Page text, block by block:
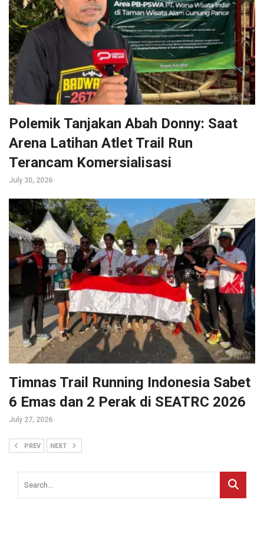
Polemik Tanjakan Abah Donny: Saat
Arena Latihan Atlet Trail Run
Terancam Komersialisasi
July 30, 2026
Timnas Trail Running Indonesia Sabet
6 Emas dan 2 Perak di SEATRC 2026
July 27, 2026
PREV NEXT